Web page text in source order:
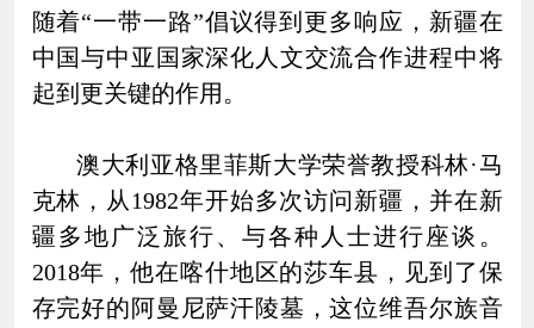
随着“一带一路”倡议得到更多响应，新疆在
中国与中亚国家深化人文交流合作进程中将
起到更关键的作用。
澳大利亚格里菲斯大学荣誉教授科林·马
克林，从1982年开始多次访问新疆，并在新
疆多地广泛旅行、与各种人士进行座谈。
2018年，他在喀什地区的莎车县，见到了保
存完好的阿曼尼萨汗陵墓，这位维吾尔族音